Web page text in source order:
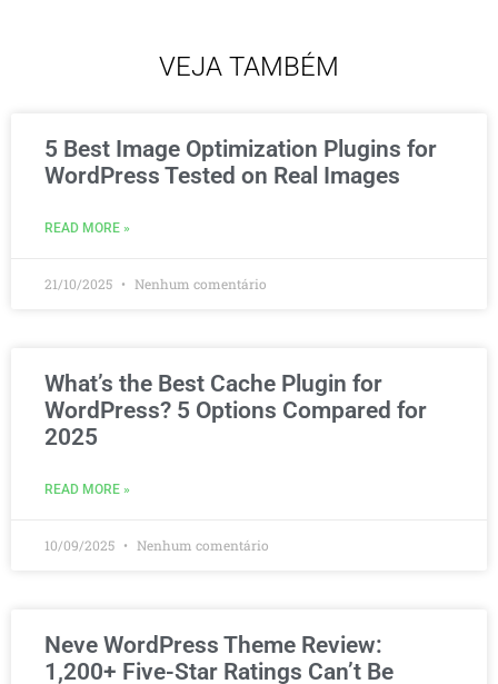
VEJA TAMBÉM
5 Best Image Optimization Plugins for
WordPress Tested on Real Images
READ MORE »
21/10/2025 Nenhum comentário
What’s the Best Cache Plugin for
WordPress? 5 Options Compared for
2025
READ MORE »
10/09/2025 Nenhum comentário
Neve WordPress Theme Review:
1,200+ Five-Star Ratings Can’t Be